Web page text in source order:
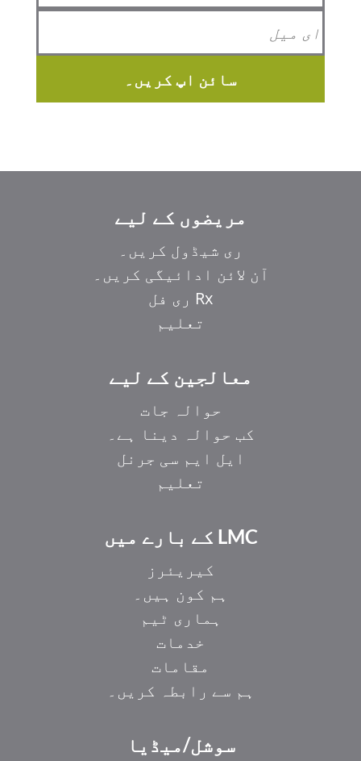
سائن اپ کریں۔
مریضوں کے لیے
ری شیڈول کریں۔
آن لائن ادائیگی کریں۔
Rx ری فل
تعلیم
معالجین کے لیے
حوالہ جات
کب حوالہ دینا ہے۔
ایل ایم سی جرنل
تعلیم
LMC کے بارے میں
کیریئرز
ہم کون ہیں۔
ہماری ٹیم
خدمات
مقامات
ہم سے رابطہ کریں۔
سوشل/میڈیا